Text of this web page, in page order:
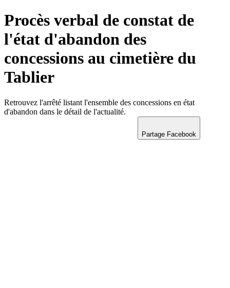
Procès verbal de constat de
l'état d'abandon des
concessions au cimetière du
Tablier
Retrouvez l'arrêté listant l'ensemble des concessions en état
d'abandon dans le détail de l'actualité.
Partage Facebook